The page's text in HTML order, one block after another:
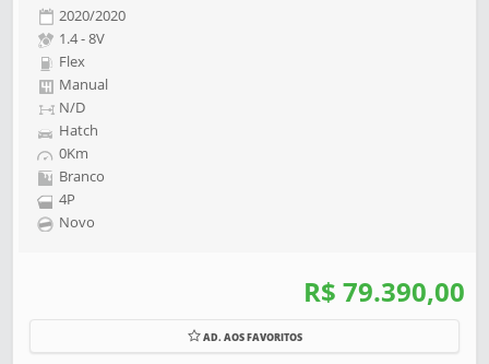
2020/2020
1.4 - 8V
Flex
Manual
N/D
Hatch
0Km
Branco
4P
Novo
R$ 79.390,00
AD. AOS FAVORITOS